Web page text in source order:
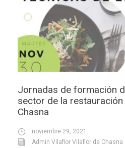
Jornadas de formación
sector de la
Chasna
noviembre 29, 2021
Admin Vilaflor Vilaflor de Chasna